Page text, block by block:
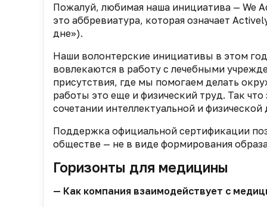
Пожалуй, любимая наша инициатива — We
это аббревиатура, которая означает
дне»).
Наши волонтерские инициативы в этом
вовлекаются в работу с лечебными
присутствия, где мы помогаем делать
работы это еще и физический труд. Так
сочетании интеллектуальной и физической
Поддержка официальной сертификации
обществе — не в виде формирования
Горизонты для медицины
— Как компания взаимодействует с